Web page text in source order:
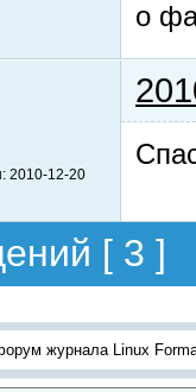
о
2010-12-20
[ 3 ]
журнала Linux